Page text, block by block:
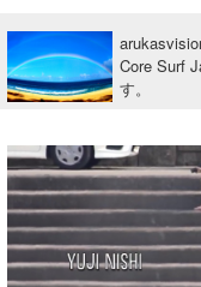
波情報･概況
WAVE HUNTER 波予
ニュース
サーフィンエリアガイ
会員メニュー
Core Surf
す。
アート＆エンタメ
トラベル
ショップ情報
ショップ情報
ウラナミ